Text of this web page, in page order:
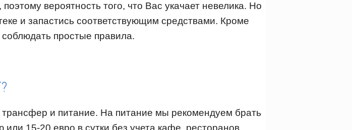
вероятность того, что Вас укачает невелика. Но
и запастись соответствующим средствами. Кроме
простые правила.
и питание. На питание мы рекомендуем брать